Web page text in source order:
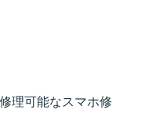
理可能なスマホ修